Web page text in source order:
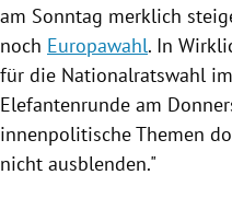
am Sonntag merklich
noch Europawahl. In
für die Nationalratswahl
Elefantenrunde am
innenpolitische Themen
nicht ausblenden."